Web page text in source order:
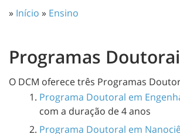
» Início » Ensino
Programas
O DCM oferece três Programas
Programa Doutoral em
com a duração de 4 anos
Programa Doutoral em